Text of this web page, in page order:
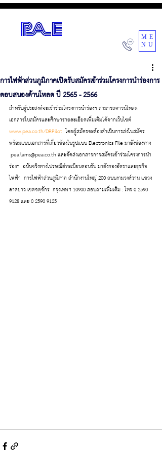
ME
NU
การไฟฟ้าส่วนภูมิภาคเปิดรับสมัครเข้าร่วมโครงการนำร่องการ
ตอบสนองด้านโหลด ปี 2565 - 2566
สำหรับผู้ประสงค์จะเข้าร่วมโครงการนำร่องฯ สามารถดาวน์โหลด
เอกสารใบสมัครและศึกษารายละเอียดเพิ่มเติมได้จากเว็บไซต์
www.pea.co.th/DRPilot
  โดยผู้สมัครจะต้องดำเนินการส่งใบสมัคร
พร้อมแนบเอกสารที่เกี่ยวข้องในรูปแบบ Electronics File มายังช่องทาง
pea.lams@pea.co.th และจัดส่งเอกสารการสมัครเข้าร่วมโครงการนำ
ร่องฯ  ฉบับจริงทางไปรษณีย์ทะเบียนตอบรับ มายังกองอัตราและธุรกิจ
ไฟฟ้า  การไฟฟ้าส่วนภูมิภาค สำนักงานใหญ่ 200 ถนนงามวงศ์วาน แขวง
ลาดยาว เขตจตุจักร  กรุงเทพฯ 10900 สอบถามเพิ่มเติม : โทร 0 2590
9128 และ 0 2590 9125